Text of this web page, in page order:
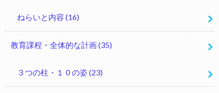
ねらいと内容 (16)
教育課程・全体的な計画(35)
３つの柱・１０の姿(23)